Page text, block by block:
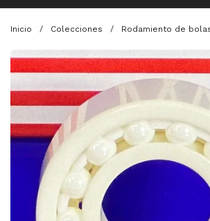
Inicio / Colecciones / Rodamiento de